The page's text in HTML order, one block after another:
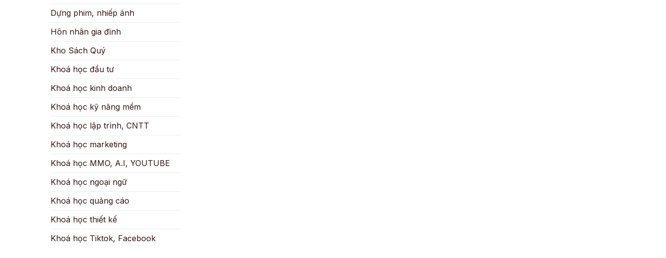
Dựng phim, nhiếp ảnh
Hôn nhân gia đình
Kho Sách Quý
Khoá học đầu tư
Khoá học kinh doanh
Khoá học kỹ năng mềm
Khoá học lập trình, CNTT
Khoá học marketing
Khoá học MMO, A.I, YOUTUBE
Khoá học ngoại ngữ
Khoá học quảng cáo
Khoá học thiết kế
Khoá học Tiktok, Facebook